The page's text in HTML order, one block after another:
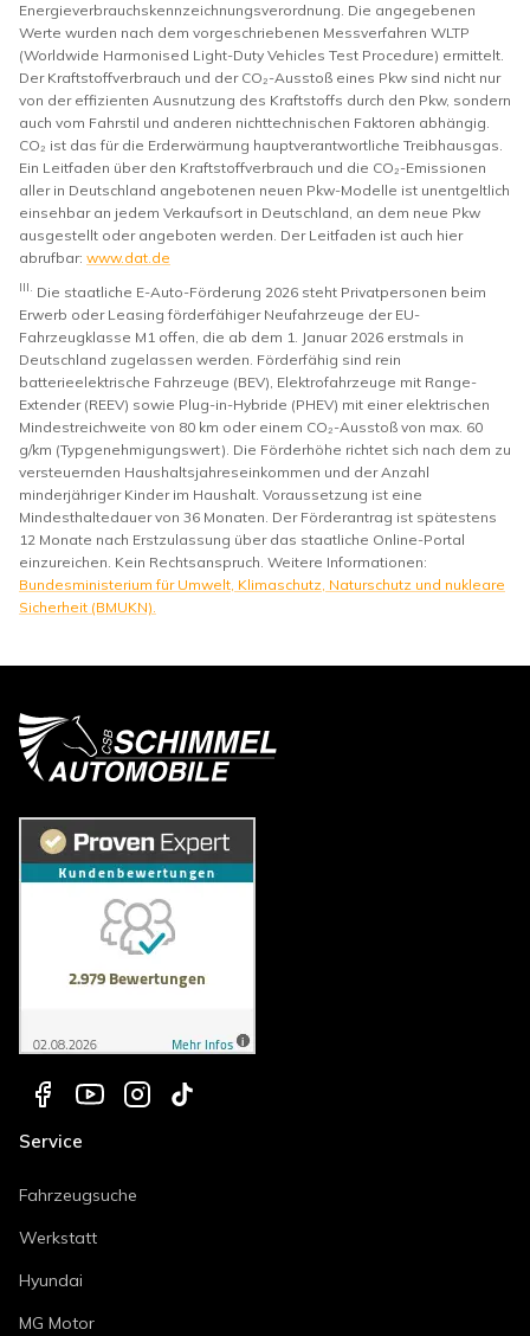
Energieverbrauchskennzeichnungsverordnung. Die angegebenen
Werte wurden nach dem vorgeschriebenen Messverfahren WLTP
(Worldwide Harmonised Light-Duty Vehicles Test Procedure) ermittelt.
Der Kraftstoffverbrauch und der CO₂-Ausstoß eines Pkw sind nicht nur
von der effizienten Ausnutzung des Kraftstoffs durch den Pkw, sondern
auch vom Fahrstil und anderen nichttechnischen Faktoren abhängig.
CO₂ ist das für die Erderwärmung hauptverantwortliche Treibhausgas.
Ein Leitfaden über den Kraftstoffverbrauch und die CO₂-Emissionen
aller in Deutschland angebotenen neuen Pkw-Modelle ist unentgeltlich
einsehbar an jedem Verkaufsort in Deutschland, an dem neue Pkw
ausgestellt oder angeboten werden. Der Leitfaden ist auch hier
abrufbar: www.dat.de
III. Die staatliche E-Auto-Förderung 2026 steht Privatpersonen beim
Erwerb oder Leasing förderfähiger Neufahrzeuge der EU-
Fahrzeugklasse M1 offen, die ab dem 1. Januar 2026 erstmals in
Deutschland zugelassen werden. Förderfähig sind rein
batterieelektrische Fahrzeuge (BEV), Elektrofahrzeuge mit Range-
Extender (REEV) sowie Plug-in-Hybride (PHEV) mit einer elektrischen
Mindestreichweite von 80 km oder einem CO₂-Ausstoß von max. 60
g/km (Typgenehmigungswert). Die Förderhöhe richtet sich nach dem zu
versteuernden Haushaltsjahreseinkommen und der Anzahl
minderjähriger Kinder im Haushalt. Voraussetzung ist eine
Mindesthaltedauer von 36 Monaten. Der Förderantrag ist spätestens
12 Monate nach Erstzulassung über das staatliche Online-Portal
einzureichen. Kein Rechtsanspruch. Weitere Informationen:
Bundesministerium für Umwelt, Klimaschutz, Naturschutz und nukleare
Sicherheit (BMUKN).
Service
Fahrzeugsuche
Werkstatt
Hyundai
MG Motor